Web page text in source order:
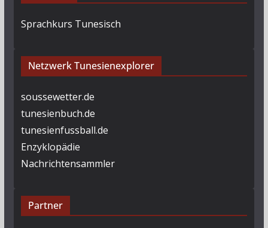
Sprachkurs Tunesisch
Netzwerk Tunesienexplorer
soussewetter.de
tunesienbuch.de
tunesienfussball.de
Enzyklopädie
Nachrichtensammler
Partner